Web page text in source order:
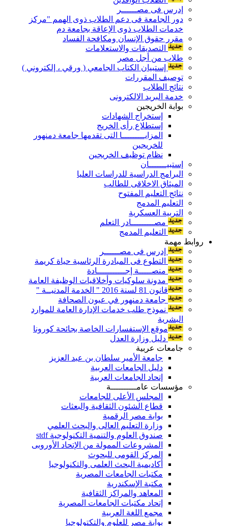
إدرس فى مصــــــر
دور الجامعة فى دعم الطلاب ذوى الهمم "مركز
خدمات الطلاب ذوى الإعاقة بجامعة دم
مقرر حقوق الإنسان ومكافحة الفساد
التصديقات والاستعلامات
طلاب من أجل مصر
إستبيان الكتاب الجامعي ( ورقي ، إلكتروني )
توصيف المقررات
نتائج الطلاب
خدمة البريد الالكترونى
بوابة الخريجين
إستخراج الشهادات
إستطلاع رأى الخريج
المزايـــــــــا التى تقدمها جامعة دمنهور
للخريجين
نظام توظيف الخريجين
إستبيـــــــان
البرامج الدراسية للدراسات العليا
الميثاق الاخلاقى للطالب
نتائج التعليم المفتوح
التعليم المدمج
التربية العسكرية
مصـــــــــادر التعلم
التعليم المدمج
روابط مهمة
إدرس فى مصــــــر
التطوع فى المبادرة الرئاسية حياة كريمة
منصـــــة إجـــــــــــادة
مدونة سلوكيات وأخلاقيات الوظيفة العامة
قانون 81 لسنة 2016 " الخدمة المدنيــة "
جامعة دمنهور في عيون الصحافة
نموذج طلب خدمات الإدارة العامة للموارد
البشرية
موقع الإستفسارات الخاصة بجائحة كورونا
دليل وزارة العدل
جامعات عربية
جامعة الأمير سلطان بن عبد العزيز
دليل الجامعات العربية
إتحاد الجامعات العربية
مؤسسات عامــــــــــة
المجلس الأعلى للجامعات
قطاع الشئون الثقافية والبعثات
بوابة مصر الرقمية
وزارة التعليم العالى والبحث العلمي
صندوق العلوم والتنمية التكنولوجية stdf
المشروعات الممولة من الإتحاد الأوروبى
المركز القومى للبحوث
أكاديمية البحث العلمى والتكنولوجيا
مكتبات الجامعات المصرية
مكتبة الإسكندرية
المعاهد والمراكز الثقافية
إتحاد مكتبات الجامعات المصرية
مجمع اللغة العربية
بوابة مصر للعلوم والتكتولوجيا